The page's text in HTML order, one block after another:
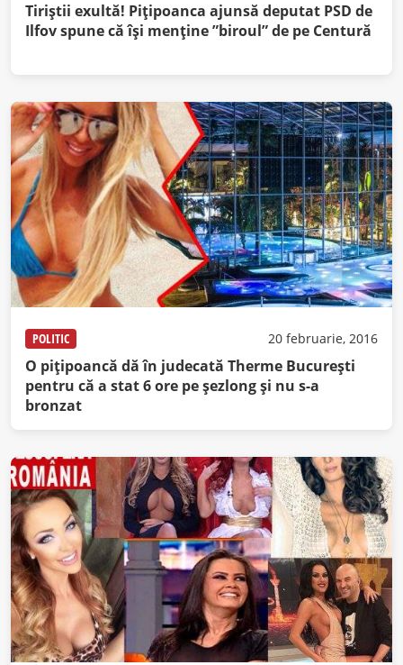
Tiriștii exultă! Pițipoanca ajunsă deputat PSD de
Ilfov spune că își menține ”biroul” de pe Centură
POLITIC 20 februarie, 2016
O piţipoancă dă în judecată Therme Bucureşti
pentru că a stat 6 ore pe şezlong şi nu s-a
bronzat